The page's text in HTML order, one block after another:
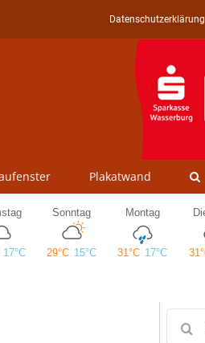
Datenschutzerklärung
Plakatwand
nach: